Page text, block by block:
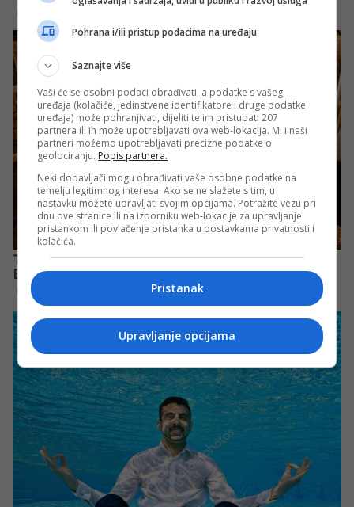
Pohrana i/ili pristup podacima na uređaju
Saznajte više
Vaši će se osobni podaci obrađivati, a podatke s vašeg
uređaja (kolačiće, jedinstvene identifikatore i druge podatke
uređaja) može pohranjivati, dijeliti te im pristupati 207
partnera ili ih može upotrebljavati ova web-lokacija. Mi i naši
partneri možemo upotrebljavati precizne podatke o
geolociranju. Popis partnera.
Neki dobavljači mogu obrađivati vaše osobne podatke na
temelju legitimnog interesa. Ako se ne slažete s tim, u
nastavku možete upravljati svojim opcijama. Potražite vezu pri
dnu ove stranice ili na izborniku web-lokacije za upravljanje
pristankom ili povlačenje pristanka u postavkama privatnosti i
kolačića.
Pristanak
Upravljanje opcijama